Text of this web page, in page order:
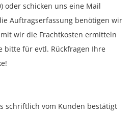
oder schicken uns eine Mail
Auftragserfassung benötigen wir
wir die Frachtkosten ermitteln
bitte für evtl. Rückfragen Ihre
schriftlich vom Kunden bestätigt